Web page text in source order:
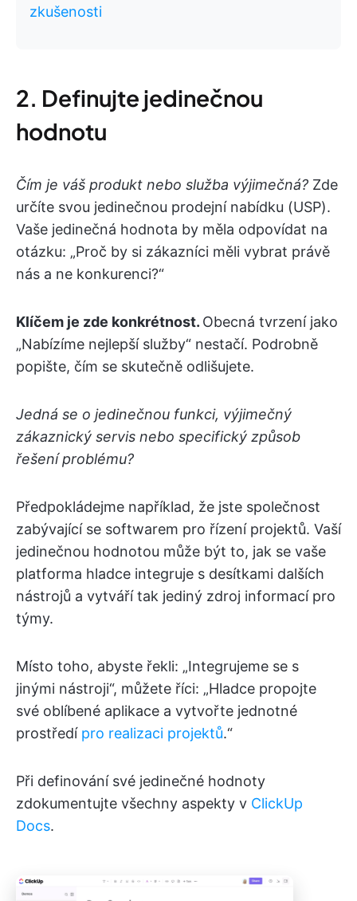
zkušenosti
2. Definujte jedinečnou
hodnotu
Čím je váš produkt nebo služba výjimečná? Zde
určíte svou jedinečnou prodejní nabídku (USP).
Vaše jedinečná hodnota by měla odpovídat na
otázku: „Proč by si zákazníci měli vybrat právě
nás a ne konkurenci?“
Klíčem je zde konkrétnost. Obecná tvrzení jako
„Nabízíme nejlepší služby“ nestačí. Podrobně
popište, čím se skutečně odlišujete.
Jedná se o jedinečnou funkci, výjimečný
zákaznický servis nebo specifický způsob
řešení problému?
Předpokládejme například, že jste společnost
zabývající se softwarem pro řízení projektů. Vaší
jedinečnou hodnotou může být to, jak se vaše
platforma hladce integruje s desítkami dalších
nástrojů a vytváří tak jediný zdroj informací pro
týmy.
Místo toho, abyste řekli: „Integrujeme se s
jinými nástroji“, můžete říci: „Hladce propojte
své oblíbené aplikace a vytvořte jednotné
prostředí pro realizaci projektů.“
Při definování své jedinečné hodnoty
zdokumentujte všechny aspekty v ClickUp
Docs.